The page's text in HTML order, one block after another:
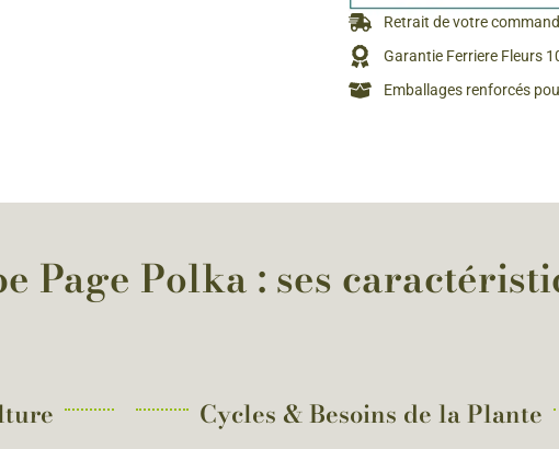
Retrait de votre
Garantie Ferriere Fleurs
Emballages renforcés
Page Polka : ses
Cycles & Besoins de la Plante​